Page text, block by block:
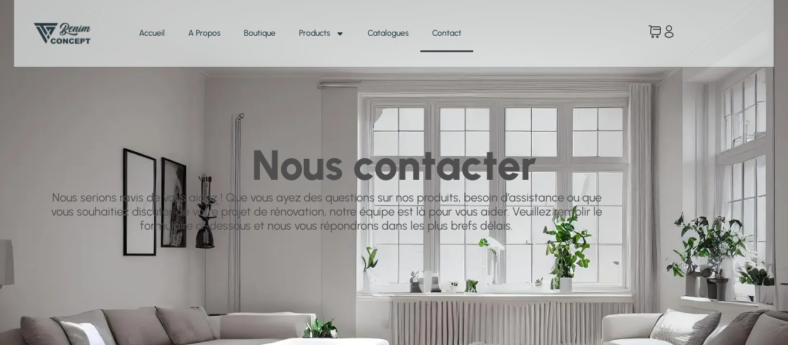
Accueil A Propos Boutique Products Catalogues Contact
Nous contacter
Nous serions ravis de vous aidez ! Que vous ayez des questions sur nos produits, besoin d’assistance ou que
vous souhaitiez discuter de votre projet de rénovation, notre équipe est là pour vous aider. Veuillez remplir le
formulaire ci-dessous et nous vous répondrons dans les plus brefs délais.